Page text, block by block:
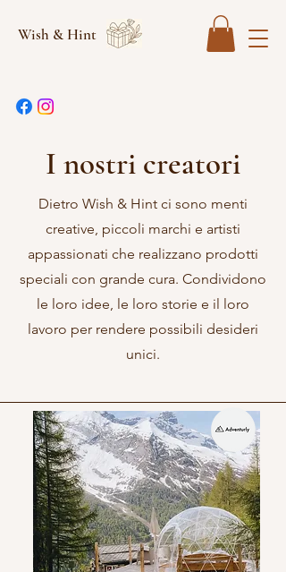
Wish & Hint
I nostri creatori
Dietro Wish & Hint ci sono menti
creative, piccoli marchi e artisti
appassionati che realizzano prodotti
speciali con grande cura. Condividono
le loro idee, le loro storie e il loro
lavoro per rendere possibili desideri
unici.